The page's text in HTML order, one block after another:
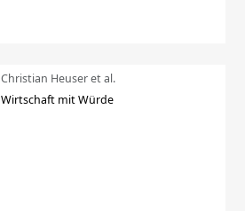
Christian Heuser et al.
Wirtschaft mit Würde